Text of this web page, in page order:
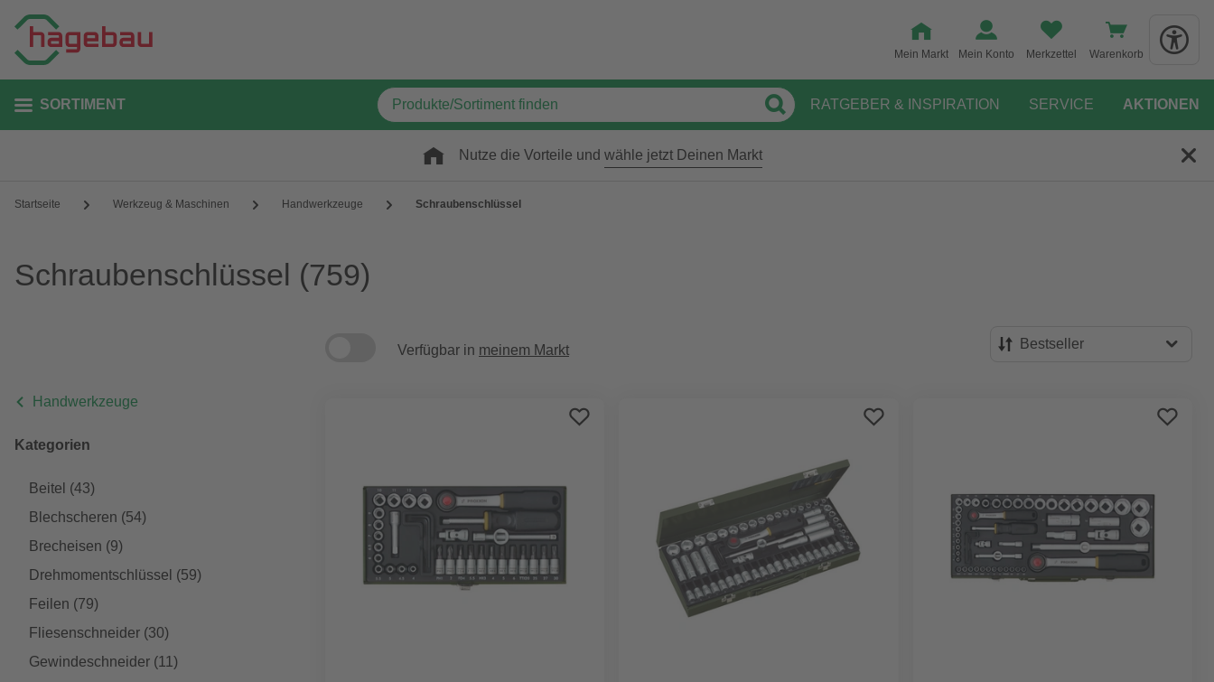
Mein Markt Mein Konto Merkzettel Warenkorb
SORTIMENT RATGEBER & INSPIRATION SERVICE AKTIONEN
Nutze die Vorteile und wähle jetzt Deinen Markt
Startseite Werkzeug & Maschinen Handwerkzeuge Schraubenschlüssel
Schraubenschlüssel (759)
Handwerkzeuge
Kategorien
Beitel (43)
Blechscheren (54)
Brecheisen (9)
Drehmomentschlüssel (59)
Feilen (79)
Fliesenschneider (30)
Gewindeschneider (11)
Verfügbar in meinem Markt Bestseller